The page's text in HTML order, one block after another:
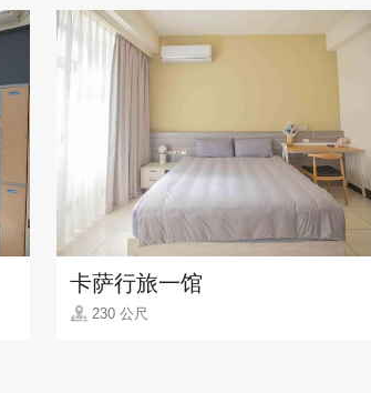
卡萨行旅一馆
230 公尺